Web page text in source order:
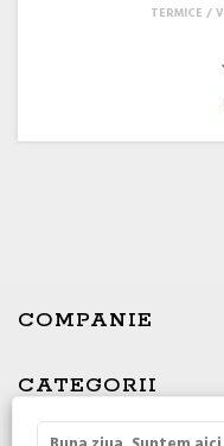
TERMICE
COMPANIE
CATEGORII